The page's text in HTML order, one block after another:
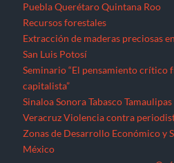
Puebla Querétaro Quintana Roo
Recursos forestales
Extracción de maderas preciosas
San Luis Potosí
Seminario “El pensamiento crítico
capitalista”
Sinaloa Sonora Tabasco Tamaulipas
Veracruz Violencia contra
Zonas de Desarrollo Económico y
México